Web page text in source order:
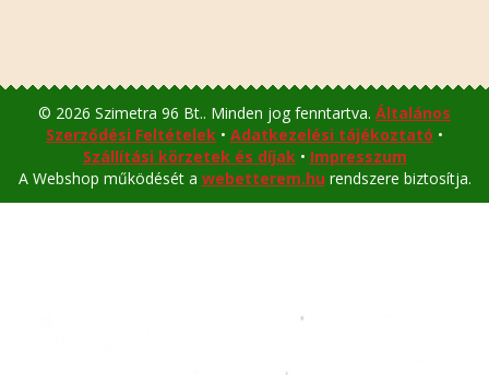
© 2026 Szimetra 96 Bt.. Minden jog fenntartva. Általános
Szerződési Feltételek • Adatkezelési tájékoztató •
Szállítási körzetek és díjak• Impresszum
A Webshop működését a webetterem.hu rendszere biztosítja.